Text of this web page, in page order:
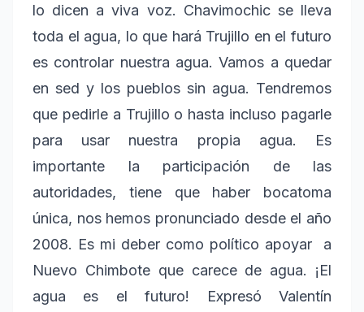
lo dicen a viva voz. Chavimochic se lleva
toda el agua, lo que hará Trujillo en el futuro
es controlar nuestra agua. Vamos a quedar
en sed y los pueblos sin agua. Tendremos
que pedirle a Trujillo o hasta incluso pagarle
para usar nuestra propia agua. Es
importante la participación de las
autoridades, tiene que haber bocatoma
única, nos hemos pronunciado desde el año
2008. Es mi deber como político apoyar a
Nuevo Chimbote que carece de agua. ¡El
agua es el futuro! Expresó Valentín